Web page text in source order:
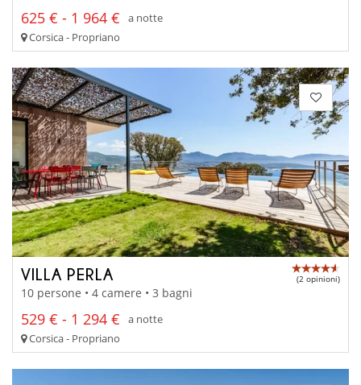
625 € - 1 964 €
a notte
Corsica - Propriano
VILLA PERLA (2 opinioni)
10 persone • 4 camere • 3 bagni
529 € - 1 294 €
a notte
Corsica - Propriano